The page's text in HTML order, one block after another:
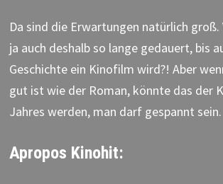
Da sind die Erwartungen natürlich
ja auch deshalb so lange gedauert, bis
Geschichte ein Kinofilm wird?! Aber
gut ist wie der Roman, könnte das der
Jahres werden, man darf gespannt sein.
Apropos Kinohit: